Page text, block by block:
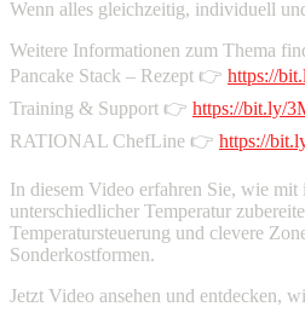
Wenn alles gleichzeitig, individuell
Weitere Informationen zum Thema
Pancake Stack – Rezept 👉 https://
Training & Support 👉 https://bit.ly/
RATIONAL ChefLine 👉 https://
In diesem Video erfahren Sie, wie
unterschiedlicher Temperatur
Temperatursteuerung und clevere
Sonderkostformen.
Jetzt Video ansehen und entdecken,